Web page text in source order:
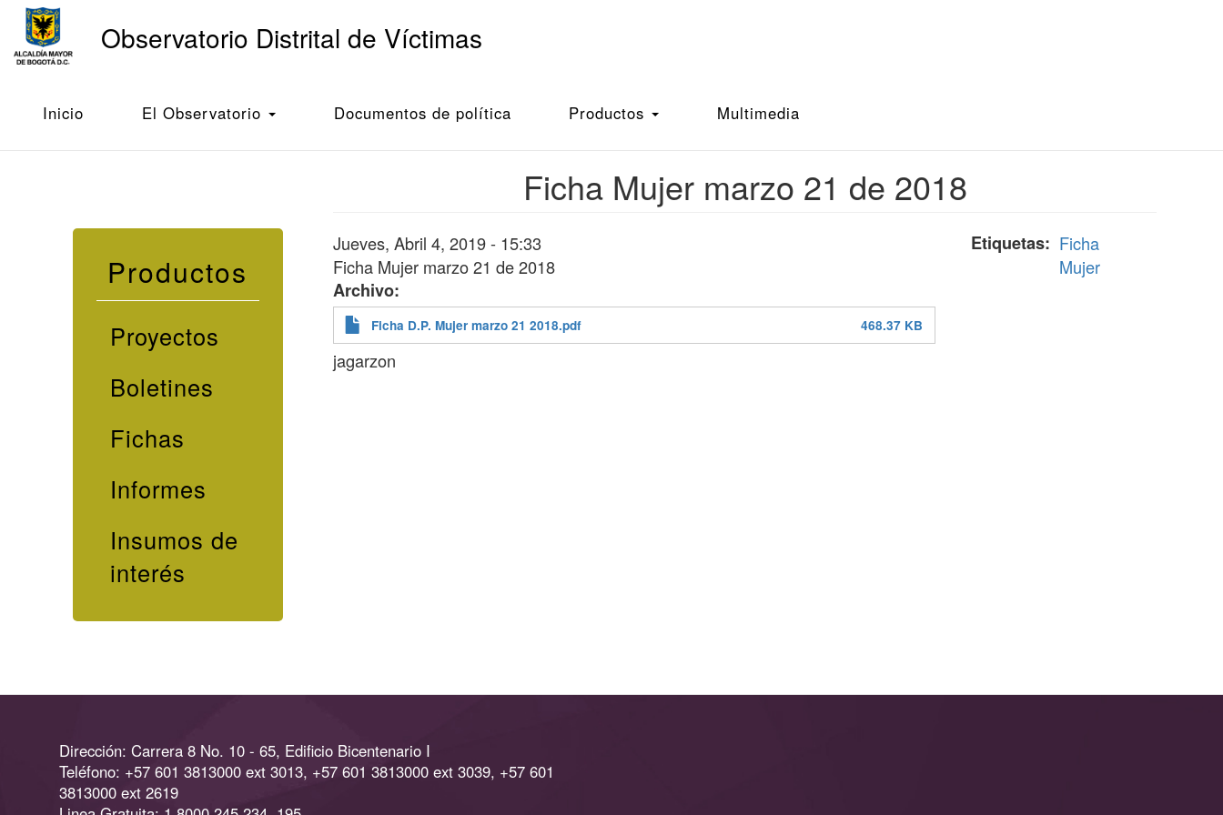
Pasar
contenido
principal
Observatorio Distrital de Víctimas
Main
navigation
Inicio El Observatorio Documentos de política Productos Multimedia
Productos
Proyectos
Boletines
Fichas
Informes
Insumos de
interés
Ficha Mujer marzo 21 de 2018
Jueves, Abril 4, 2019 - 15:33
Ficha Mujer marzo 21 de 2018
Archivo
Ficha D.P. Mujer marzo 21 2018.pdf 468.37 KB
Etiquetas
Ficha
Mujer
jagarzon
Dirección: Carrera 8 No. 10 - 65, Edificio Bicentenario I
Teléfono: +57 601 3813000 ext 3013, +57 601 3813000 ext 3039, +57 601
3813000 ext 2619